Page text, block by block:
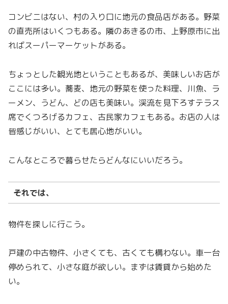
コンビニはない、村の入り口に地元の食品店がある。野菜
の直売所はいくつもある。隣のあきるの市、上野原市に出
ればスーパーマーケットがある。
ちょっとした観光地ということもあるが、美味しいお店が
ここには多い。蕎麦、地元の野菜を使った料理、川魚、ラ
ーメン、うどん、どの店も美味い。渓流を見下ろすテラス
席でくつろげるカフェ、古民家カフェもある。お店の人は
皆感じがいい、とても居心地がいい。
こんなところで暮らせたらどんなにいいだろう。
それでは、
物件を探しに行こう。
戸建の中古物件、小さくても、古くても構わない。車一台
停められて、小さな庭が欲しい。まずは賃貸から始めた
い。